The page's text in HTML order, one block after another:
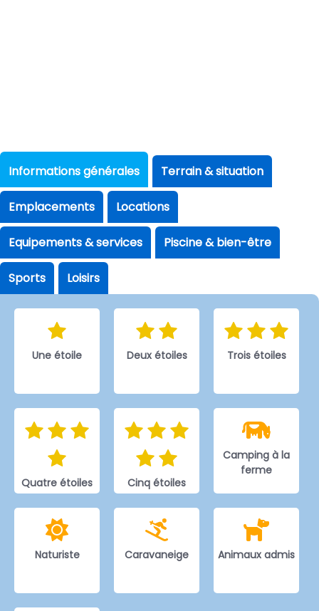
Informations générales
Une étoile Deux étoiles Trois étoiles
Quatre étoiles Cinq étoiles
Camping à la
ferme
Naturiste Caravaneige Animaux admis
Terrain & situation
Emplacements Locations
Equipements & services Piscine & bien-être
Sports Loisirs